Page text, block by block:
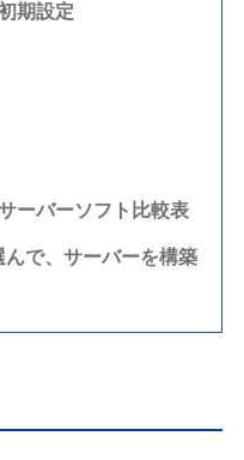
期設定
ーバーソフト比較表
で、サーバーを構築